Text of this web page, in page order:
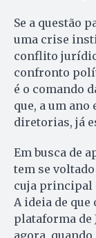
Se a questão
uma crise
conflito
confronto
é o comando
que, a um ano
diretorias, já
Em busca de
tem se
cuja principal
A ideia de
plataforma de
agora,